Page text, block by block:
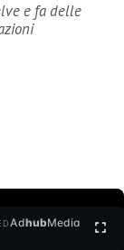
e fa delle
AdhubMedia